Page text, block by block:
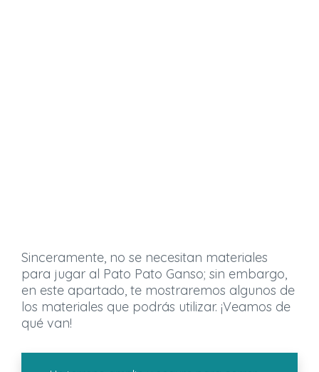
Sinceramente, no se necesitan materiales
para jugar al Pato Pato Ganso; sin embargo,
en este apartado, te mostraremos algunos de
los materiales que podrás utilizar. ¡Veamos de
qué van!